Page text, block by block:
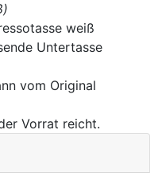
weiß
Untertasse
vom Original
Vorrat reicht.